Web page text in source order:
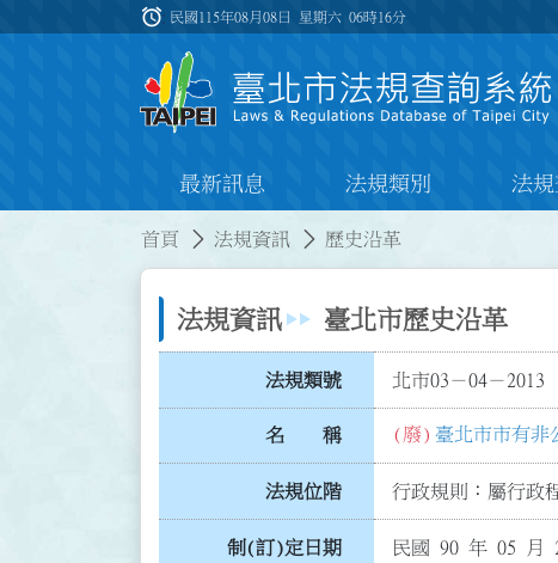
:::
alarm 民國115年08月08日 星期六06時16分
最新訊息 法規類別 法
首頁 法規資訊 歷史沿革
法規資訊 臺北市歷史沿革
法規類號 北市03－04－2013
名 稱 (廢) 臺北市市有非
法規位階 行政規則：屬行政
制(訂)定日期 民國 90 年 05 月